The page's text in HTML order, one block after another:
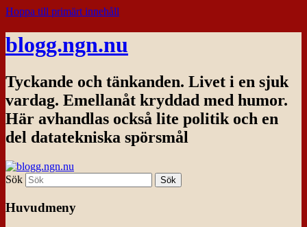
Hoppa till primärt innehåll
blogg.ngn.nu
Tyckande och tänkanden. Livet i en sjuk
vardag. Emellanåt kryddad med humor.
Här avhandlas också lite politik och en
del datatekniska spörsmål
Sök
Huvudmeny